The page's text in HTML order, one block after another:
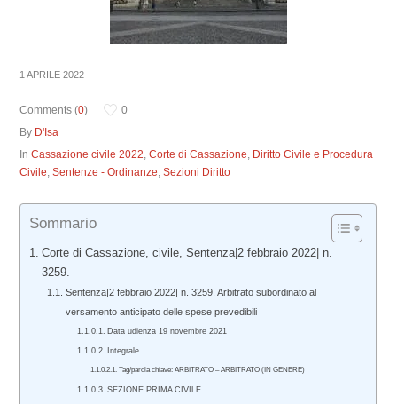
1 APRILE 2022
Comments (0)
0
By D'Isa
InCassazione civile 2022,Corte di Cassazione, Diritto Civile e Procedura
Civile,Sentenze - Ordinanze,Sezioni Diritto
Sommario
Corte di Cassazione, civile, Sentenza|2 febbraio 2022| n.
3259.
Sentenza|2 febbraio 2022| n. 3259. Arbitrato subordinato al
versamento anticipato delle spese prevedibili
Data udienza 19 novembre 2021
Integrale
Tag/parola chiave: ARBITRATO – ARBITRATO (IN GENERE)
SEZIONE PRIMA CIVILE